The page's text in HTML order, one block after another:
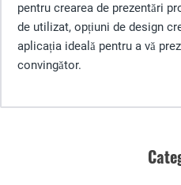
pentru crearea de prezentări
de utilizat, opțiuni de design
aplicația ideală pentru a vă
convingător.